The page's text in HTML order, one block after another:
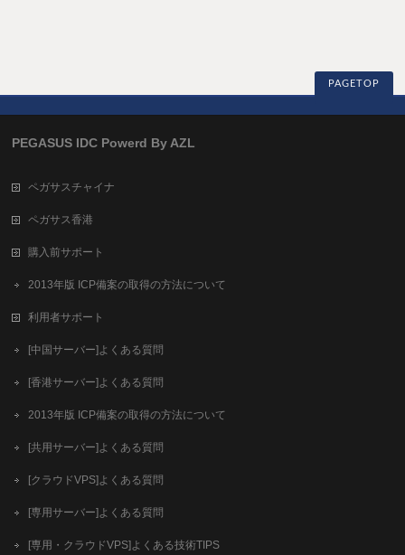
PAGETOP
PEGASUS IDC Powerd By AZL
ペガサスチャイナ
ペガサス香港
購入前サポート
2013年版 ICP備案の取得の方法について
利用者サポート
[中国サーバー]よくある質問
[香港サーバー]よくある質問
2013年版 ICP備案の取得の方法について
[共用サーバー]よくある質問
[クラウドVPS]よくある質問
[専用サーバー]よくある質問
[専用・クラウドVPS]よくある技術TIPS